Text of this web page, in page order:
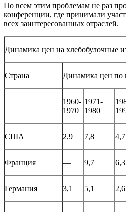
По всем этим проблемам не раз
конференции, где принимали
всех заинтересованных отраслей.
Динамика цен на хлебобулочные
Страна Динамика цен по
1960-
1970
1971-
1980
США 2,9 7,8 4,7
Франция — 9,7 6,3
Германия 3,1 5,1 2,6